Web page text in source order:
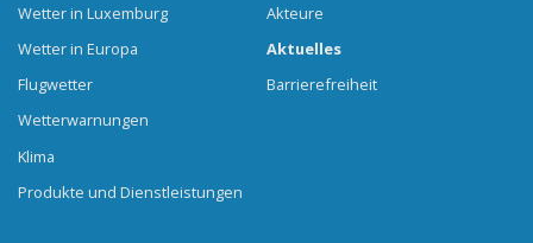
Wetter in Luxemburg
Wetter in Europa
Flugwetter
Wetterwarnungen
Klima
Produkte und Dienstleistungen
Akteure
Aktuelles
Barrierefreiheit